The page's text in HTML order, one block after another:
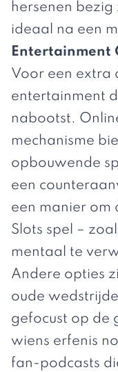
hersenen
ideaal na een
Entertainment
Voor een extra
entertainment
nabootst.
mechanisme
opbouwende
een
een manier om
Slots spel –
mentaal te
Andere opties
oude
gefocust op de
wiens erfenis
fan-podcasts